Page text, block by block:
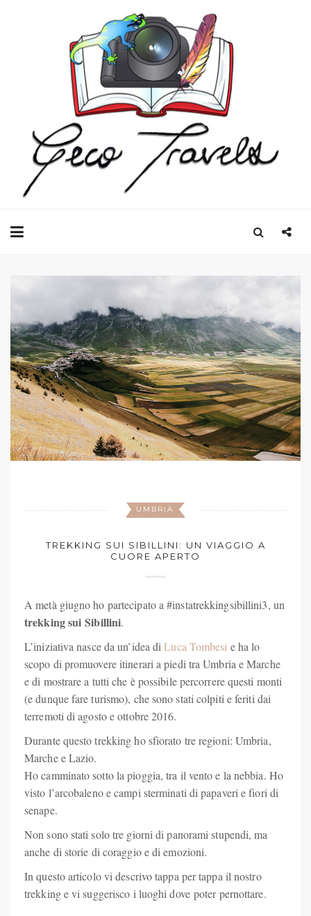
UMBRIA
TREKKING SUI SIBILLINI: UN VIAGGIO A
CUORE APERTO
A metà giugno ho partecipato a #instatrekkingsibillini3, un
trekking sui Sibillini.
L’iniziativa nasce da un’idea diLuca Tombesi e ha lo
scopo di promuovere itinerari a piedi tra Umbria e Marche
e di mostrare a tutti che è possibile percorrere questi monti
(e dunque fare turismo), che sono stati colpiti e feriti dai
terremoti di agosto e ottobre 2016.
Durante questo trekking ho sfiorato tre regioni: Umbria,
Marche e Lazio.
Ho camminato sotto la pioggia, tra il vento e la nebbia. Ho
visto l’arcobaleno e campi sterminati di papaveri e fiori di
senape.
Non sono stati solo tre giorni di panorami stupendi, ma
anche di storie di coraggio e di emozioni.
In questo articolo vi descrivo tappa per tappa il nostro
trekking e vi suggerisco i luoghi dove poter pernottare.